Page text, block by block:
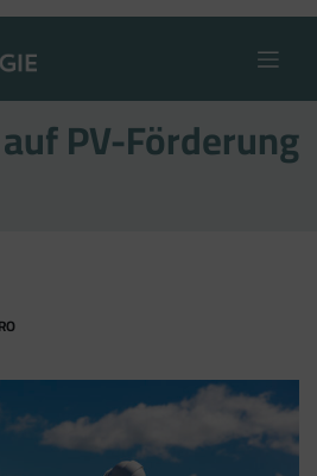
PV-Förderung
ZUR ABSICHERUNG